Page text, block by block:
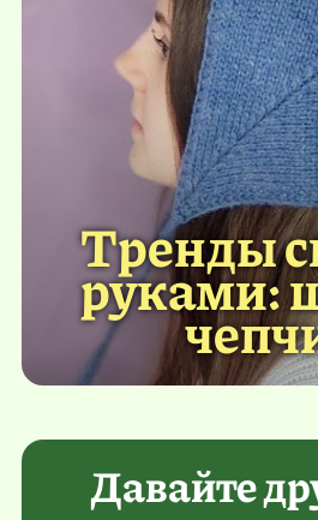
Тренды
руками:
Давайте